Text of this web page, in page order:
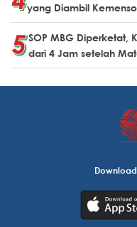
yang Diambil
SOP MBG Diperketat,
dari 4 Jam setelah